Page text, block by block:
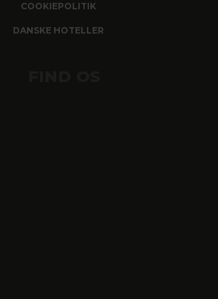
COOKIEPOLITIK
DANSKE HOTELLER